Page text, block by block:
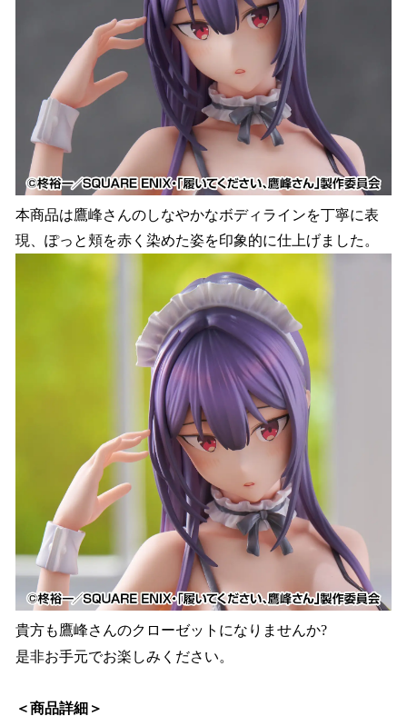
本商品は鷹峰さんのしなやかなボディラインを丁寧に表
現、ぽっと頬を赤く染めた姿を印象的に仕上げました。
貴方も鷹峰さんのクローゼットになりませんか?
是非お手元でお楽しみください。
＜商品詳細＞